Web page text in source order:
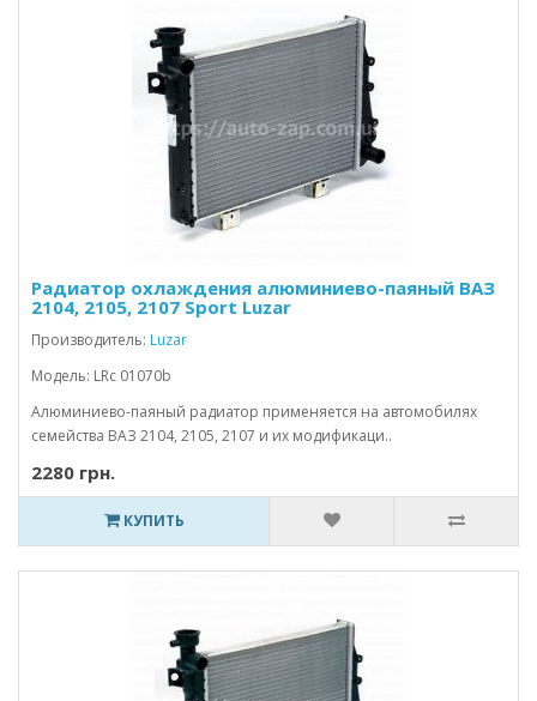
Радиатор охлаждения алюминиево-паяный ВАЗ
2104, 2105, 2107 Sport Luzar
Производитель: Luzar
Модель: LRc 01070b
Алюминиево-паяный радиатор применяется на автомобилях
семейства ВАЗ 2104, 2105, 2107 и их модификаци..
2280 грн.
КУПИТЬ